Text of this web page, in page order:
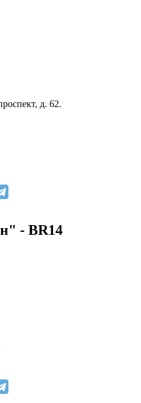
д. 62.
- BR14